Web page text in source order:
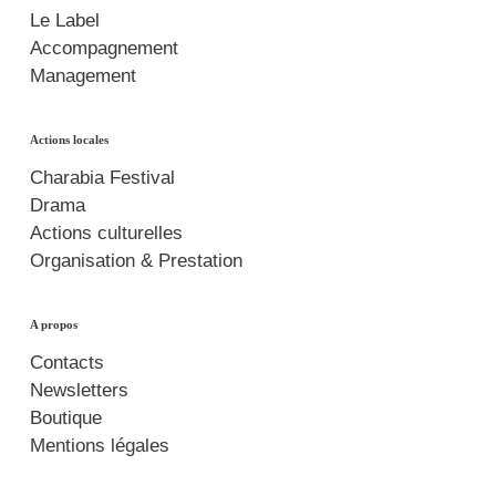
Le Label
Accompagnement
Management
Actions locales
Charabia Festival
Drama
Actions culturelles
Organisation & Prestation
A propos
Contacts
Newsletters
Boutique
Mentions légales